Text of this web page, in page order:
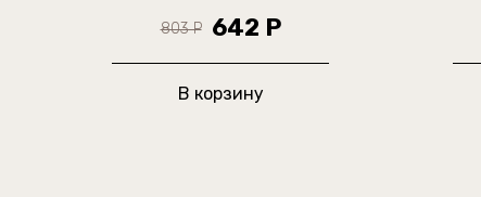
803 Р 642 Р
В корзину